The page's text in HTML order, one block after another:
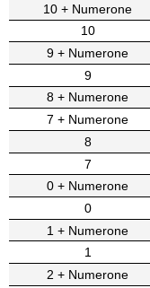
10 + Numerone
10
9 + Numerone
9
8 + Numerone
7 + Numerone
8
7
0 + Numerone
0
1 + Numerone
1
2 + Numerone